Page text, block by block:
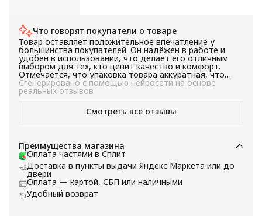
Что говорят покупатели о товаре
Товар оставляет положительное впечатление у
большинства покупателей. Он надёжен в работе и
удобен в использовании, что делает его отличным
выбором для тех, кто ценит качество и комфорт.
Отмечается, что упаковка товара аккуратная, что
говорит о заботе производителя о своих клиентах.
Компактность товара позволяет его удобно
разместить в любом месте. В целом, товар
рекомендуется к покупке для тех, кто ищет надёжное
и удобное в использовании устройство.
Сгенерировано с помощью нейросети на основе
реальных отзывов
Смотреть все отзывы
Преимущества магазина
Оплата частями в Сплит
Доставка в пункты выдачи Яндекс Маркета или до
двери
Оплата — картой, СБП или наличными
Удобный возврат